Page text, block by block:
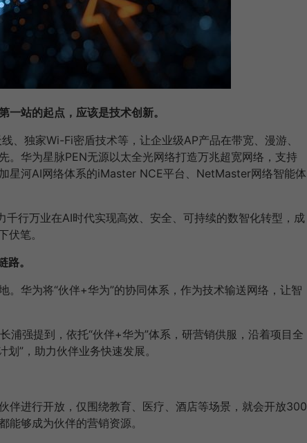
一站的起点，应该是技术创新。
、独家Wi-Fi密盾技术等，让企业级AP产品在带宽、漫游、
。华为星脉PEN无源以太全光网络打造万兆超宽网络，支持
星河AI网络体系的iMaster NCE平台、NetMaster网络智能体
千行万业在AI时代实现高效、安全、可持续的数智化转型，成
伏笔。
。
。华为将“伙伴+华为”的协同体系，作为技术输送网络，让智
浦强提到，依托“伙伴+华为”体系，研营销供服，沿着项目全
”，助力伙伴业务快速发展。
伴进行开放，仅围绕教育、医疗、酒店等场景，就会开放300
能够成为伙伴的营销资源。